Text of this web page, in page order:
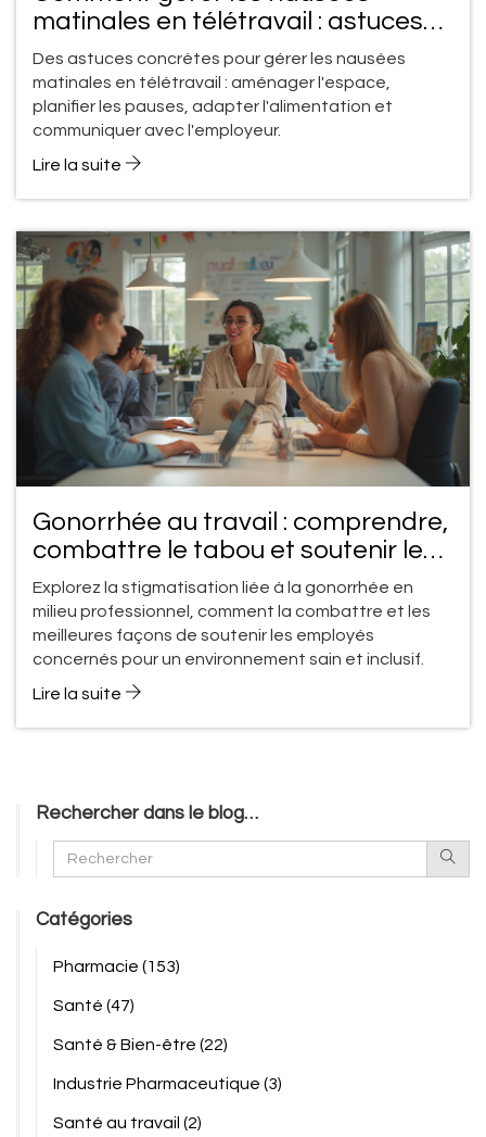
matinales en télétravail : astuces
pratiques
Des astuces concrètes pour gérer les nausées
matinales en télétravail : aménager l'espace,
planifier les pauses, adapter l'alimentation et
communiquer avec l'employeur.
Lire la suite
Gonorrhée au travail : comprendre,
combattre le tabou et soutenir les
employés
Explorez la stigmatisation liée à la gonorrhée en
milieu professionnel, comment la combattre et les
meilleures façons de soutenir les employés
concernés pour un environnement sain et inclusif.
Lire la suite
Rechercher dans le blog…
Catégories
Pharmacie (153)
Santé (47)
Santé & Bien-être (22)
Industrie Pharmaceutique (3)
Santé au travail (2)